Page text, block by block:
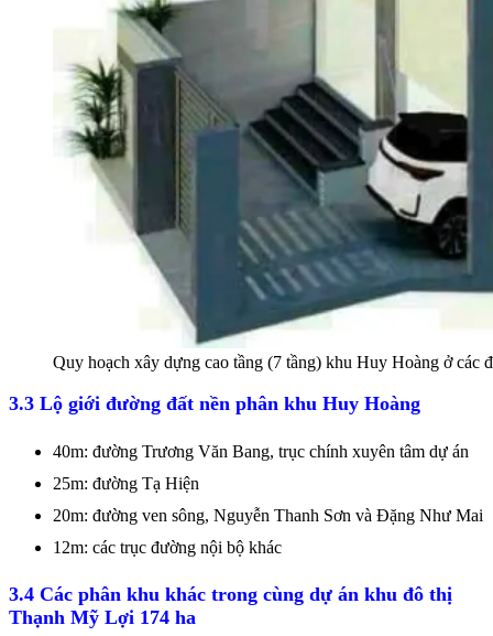
Quy hoạch xây dựng cao tầng (7 tầng) khu Huy Hoàng ở các
3.3 Lộ giới đường đất nền phân khu Huy Hoàng
40m: đường Trương Văn Bang, trục chính xuyên tâm dự án
25m: đường Tạ Hiện
20m: đường ven sông, Nguyễn Thanh Sơn và Đặng Như Mai
12m: các trục đường nội bộ khác
3.4 Các phân khu khác trong cùng dự án khu đô thị
Thạnh Mỹ Lợi 174 ha